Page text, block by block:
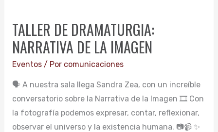
TALLER DE DRAMATURGIA:
NARRATIVA DE LA IMAGEN
Eventos/ Por comunicaciones
🗣️ A nuestra sala llega Sandra Zea, con un increíble
conversatorio sobre la Narrativa de la Imagen 🎞️ Con
la fotografía podemos expresar, contar, reflexionar,
observar el universo y la existencia humana. 📷📹 ✨
DRAMATURGIA:
NARRATIVA
IMAGEN